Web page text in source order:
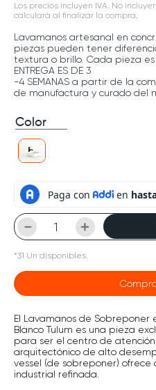
Los precios incluyen IVA. No
calculará al finalizar la compra.
Lavamanos artesanal en
piezas pueden tener
textura o brillo. Cada pieza es
ENTREGA ES DE 3
-4 SEMANAS a partir de la
de manufactura y curado del
Color
＋
－
*31 Un disponibles.
El Lavamanos de Sobreponer
Blanco Tulum es una pieza
para ser el centro de
arquitectónico de alto
vessel (de sobreponer)
industrial refinada.